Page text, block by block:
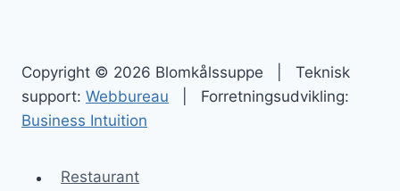
Copyright © 2026 Blomkålssuppe | Teknisk
support: Webbureau | Forretningsudvikling:
Business Intuition
Restaurant